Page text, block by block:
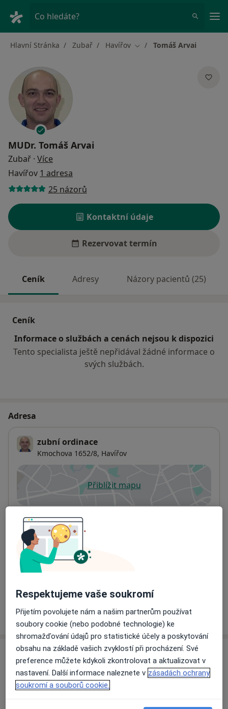
Co hledáte?
Hlavní Stránka Zubař Havířov Změna města
Tomáš Arvai
MUDr. Tomáš Arvai
Zubař · Více
Havířov 1 adresa
25 názorů
Kontaktní údaje
Rezervovat termín
Ceník Adresy Názory pacientů (25)
Ceník
Informace o službách a cenách nejsou k dispozici
Tento specialista ještě nepřidával žádné informace o
svých službách.
Adresa
zubní ordinace
Kmochova 1652/8, Havířov
Přiblížit mapuse otevře v nové záložce
Dostupnost
Na této adrese online kalendář není aktivní
Co mám v takové situaci udělat?
Způsoby platby (soukromé návštěvy)
Na teto adrese lékař přijímá pacienty na pojišťovnu
Víceo adrese
Názory
Přidejte svůj názor
Respektujeme vaše soukromí
Přijetím povolujete nám a našim partnerům používat
soubory cookie (nebo podobné technologie) ke
shromažďování údajů pro statistické účely a poskytování
obsahu na základě vašich zvyklostí při procházení. Své
preference můžete kdykoli zkontrolovat a aktualizovat v
nastavení. Další informace naleznete v zásadách ochrany
soukromí a souborů cookie.